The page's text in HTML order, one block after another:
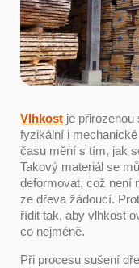
Vlhkost je
fyzikální i
času mění s tím, jak
Takový materiál se
deformovat, což není
ze dřeva žádoucí.
řídit tak, aby vlhkost
co nejméně.
Při procesu sušení